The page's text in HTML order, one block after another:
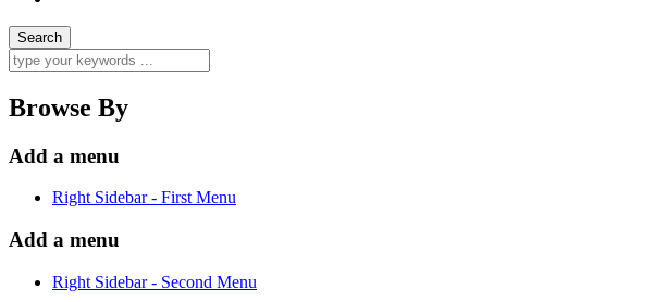
Browse By
Add a menu
Right Sidebar - First Menu
Add a menu
Right Sidebar - Second Menu